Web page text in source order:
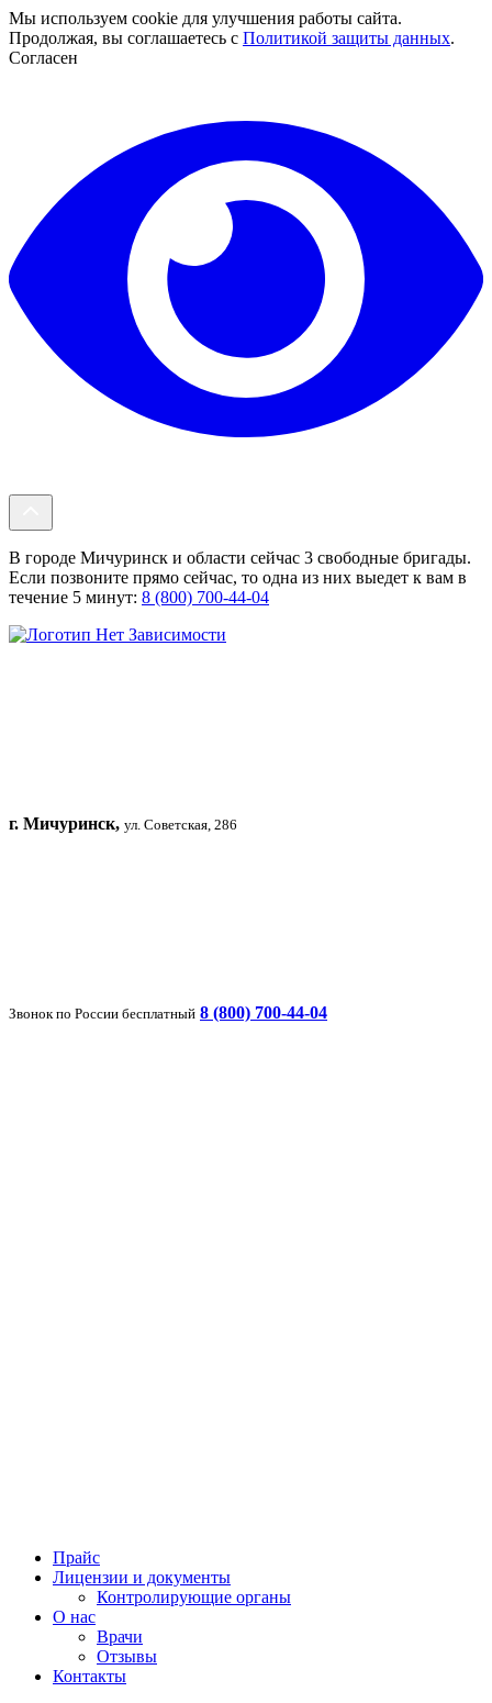
Мы используем cookie для улучшения работы сайта.
Продолжая, вы соглашаетесь с Политикой защиты данных.
Согласен
В городе Мичуринск и области сейчас 3 свободные бригады.
Если позвоните прямо сейчас, то одна из них выедет к вам в
течение 5 минут: 8 (800) 700-44-04
г. Мичуринск, ул. Советская, 286
Звонок по России бесплатный 8 (800) 700-44-04
Прайс
Лицензии и документы
Контролирующие органы
О нас
Врачи
Отзывы
Контакты